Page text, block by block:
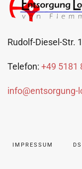
Rudolf-Diesel-Str. 1
Telefon: +49 5181
info@entsorgung-
IMPRESSUM